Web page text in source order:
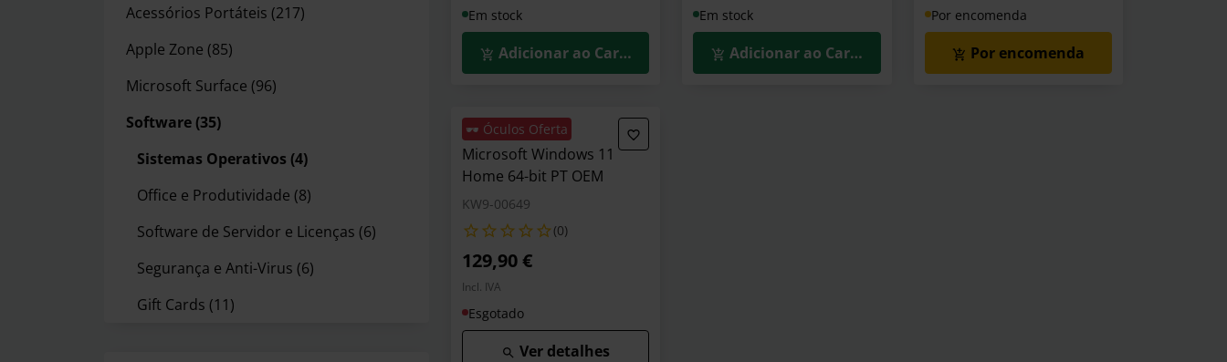
Acessórios Portáteis (217)
Apple Zone (85)
Microsoft Surface (96)
Software (35)
Sistemas Operativos (4)
Office e Produtividade (8)
Software de Servidor e Licenças (6)
Segurança e Anti-Virus (6)
Gift Cards (11)
Em stock
Adicionar ao Carrinho
Em stock
Adicionar ao Carrinho
Por encomenda
Por encomenda
🕶️ Óculos Oferta
Microsoft Windows 11
Home 64-bit PT OEM
KW9-00649
(0)
129,90 €
Incl. IVA
Esgotado
Ver detalhes